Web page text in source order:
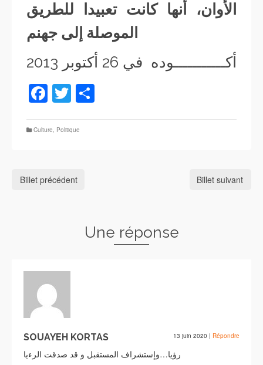
الأوان، أنها كانت تعبيدا للطريق
الموصلة إلى جهنم
أكـــــــــــوده في 26 أكتوبر 2013
Facebook
Twitter
Culture, Politique
Billet précédent Billet suivant
Une réponse
SOUAYEH KORTAS 13 juin 2020 | Répondre
رؤيا…وإستشراف المستقبل و قد صدقت الرءيا